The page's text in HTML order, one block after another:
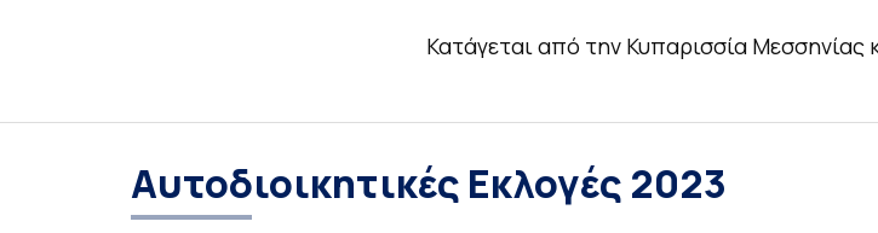
Κατάγεται από την Κυπαρισσία Μεσσηνίας
Αυτοδιοικητικές Εκλογές 2023